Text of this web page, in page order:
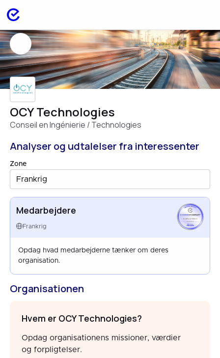
OCY Technologies
Conseil en Ingénierie / Technologies
Analyser og udtalelser fra interessenter
Zone
Frankrig
Medarbejdere
Frankrig
EMPLOYEES
FRANCE
APR 2026
Opdag hvad medarbejderne tænker om deres
organisation.
Organisationen
Hvem er OCY Technologies?
Opdag organisationens missioner, værdier
og forpligtelser.